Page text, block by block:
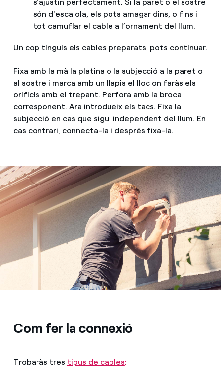
s'ajustin perfectament. Si la paret o el sostre
són d'escaiola, els pots amagar dins, o fins i
tot camuflar el cable a l’ornament del llum.
Un cop tinguis els cables preparats, pots continuar.
Fixa amb la mà la platina o la subjecció a la paret o
al sostre i marca amb un llapis el lloc on faràs els
orificis amb el trepant. Perfora amb la broca
corresponent. Ara introdueix els tacs. Fixa la
subjecció en cas que sigui independent del llum. En
cas contrari, connecta-la i després fixa-la.
Com fer la connexió
Trobaràs tres tipus de cables: